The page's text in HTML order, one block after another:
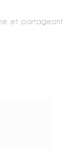
et partageant